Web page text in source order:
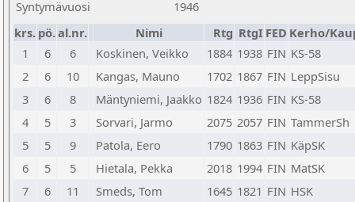
Syntymävuosi
1946
krs. pö.al.nr. Nimi Rtg RtgI FED Kerho/
1
6 6 Koskinen, Veikko 1884 1938 FIN KS-58
2
6 10 Kangas, Mauno 1702 1867 FIN LeppSisu
3
6 8 Mäntyniemi, Jaakko 1824 1936 FIN KS-58
4
5 3 Sorvari, Jarmo 2075 2057 FIN TammerSh
5
5 9 Patola, Eero 1790 1863 FIN KäpSK
6
5 5 Hietala, Pekka 2018 1994 FIN MatSK
7
6 11 Smeds, Tom 1645 1821 FIN HSK